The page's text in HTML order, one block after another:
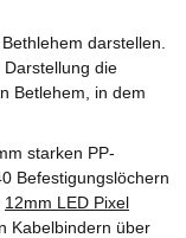
darstellen.
die
Betlehem, in dem
starken PP-
Befestigungslöchern
12mm LED Pixel
Kabelbindern über